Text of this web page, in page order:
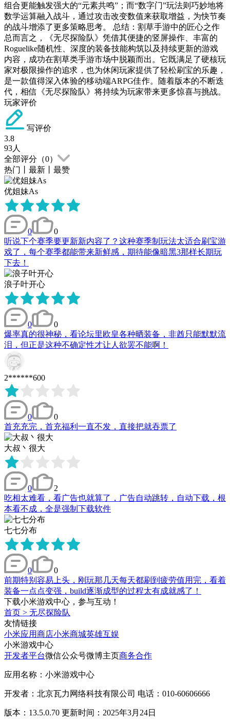
组合更能触发强大的“元素共鸣”；而“数字门”玩法则巧妙地将
数学运算融入战斗，通过攻击改变数值来获取增益，为快节奏
的战斗增添了更多策略思考。 总结：割草手游中的匠心之作
总而言之，《无尽探险队》凭借其便捷的竖屏操作、丰富的
Roguelike随机性、深度的装备技能构筑以及持续更新的游戏
内容，成功在割草类手游市场中脱颖而出。它既满足了硬核玩
家对极限操作的追求，也为休闲玩家提供了轻松刷宝的乐趣，
是一款值得深入体验的移动端ARPG佳作。随着版本的不断迭
代，相信《无尽探险队》将持续为玩家带来更多惊喜与挑战。
玩家评价
写评价
3.8
93人
全部评分（0）
热门
最新 最赞
优姐妹As
0
0
听说下个赛季要更新新内容了？这种赛季制玩法太适合刷宝游
戏了，每个赛季都能带来新鲜感，期待能像暗黑3那样长期玩
下去！
浪子叶开心
0
0
爆率真的很神秘，看论坛里欧皇各种晒装备，非酋只能默默流
泪，但正是这种不确定性才让人欲罢不能啊！
2******600
0
0
首充充完，首充福利一直不发，直接把就吞票了
大叔丶很大
0
2
吃相太难看，看广告也就算了，广告自动跳转，自动下载，根
本看不成，全是强制下载软件
七七分布
0
0
前期特别容易上头，刚玩那几天每天都刷到疲劳值用完，看着
装备一点点变强，build逐渐成型的过程太有成就感了！
下载小米游戏中心，参与互动！
首页 > 无尽探险队
友情链接
小米应用商店小米商城英雄互娱
小米游戏中心
开发者平台微信公众号微博主页商务合作
应用名称：小米游戏中心
开发者：北京瓦力网络科技有限公司 电话：010-60606666
版本：13.5.0.70 更新时间：2025年3月24日